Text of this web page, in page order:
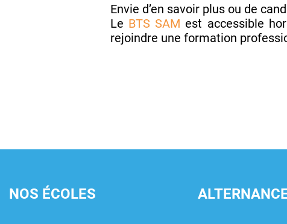
Envie d’en savoir plus ou de
Le BTS SAM est accessible
rejoindre une formation
NOS ÉCOLES